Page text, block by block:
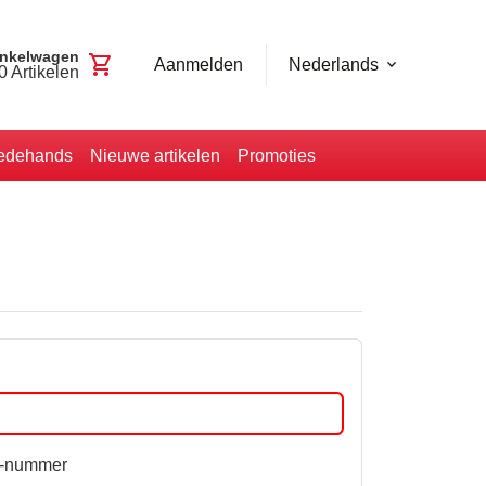
Artikelen shopping_cart Aanmelden Nederlands
Nieuwe artikelen Promoties
nummer